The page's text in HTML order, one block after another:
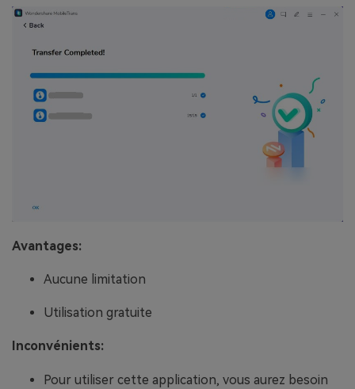
Avantages:
Aucune limitation
Utilisation gratuite
Inconvénients:
Pour utiliser cette application, vous aurez besoin